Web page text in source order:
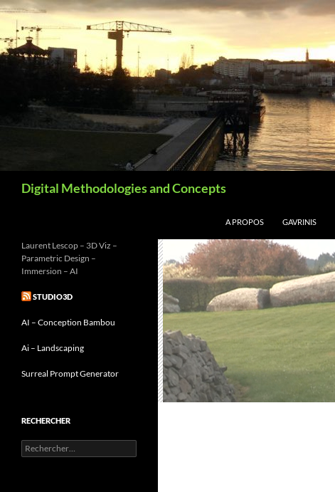
Aller
contenu
Digital Methodologies and Concepts
A PROPOS GAVRINIS
Laurent Lescop – 3D Viz –
Parametric Design –
Immersion – AI
STUDIO3D
AI – Conception Bambou
Ai – Landscaping
Surreal Prompt Generator
RECHERCHER
Rechercher :